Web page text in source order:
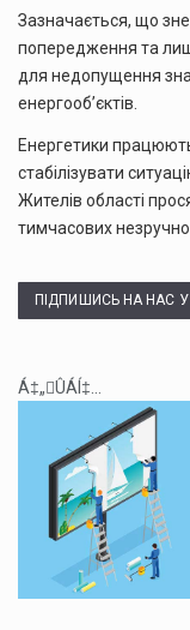
Зазначається, що
попередження та
для недопущення
енергооб’єктів.
Енергетики
стабілізувати
Жителів області
тимчасових
ПІДПИШИСЬ НА НАС
Á‡„ÛÁÍ‡...